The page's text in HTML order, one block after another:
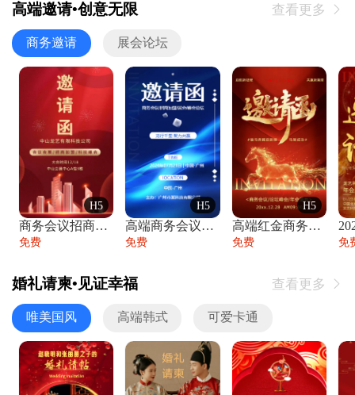
高端邀请•创意无限 查看更多 
商务邀请 展会论坛
H5
商务会议招商展会科技峰会邀请函年会邀请
免费
H5
高端商务会议招商加盟展会峰会论坛邀请函
免费
H5
高端红金商务会议年会年终盛典答谢邀请函
免费 免
婚礼请柬•见证幸福 查看更多 
唯美国风 高端韩式 可爱卡通